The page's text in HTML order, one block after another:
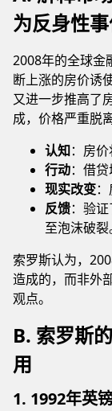
为反身性
2008年的全球金
断上涨的房价诱
又进一步推高了
成，价格严重脱
认知：房价
行动：借
现实改变
反馈：验
至泡沫破裂
索罗斯认为，
造成的，而非外
观点。
B. 索罗斯
用
1. 1992年英